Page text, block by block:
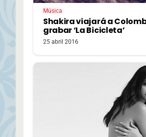
Música
Shakira viajará a
grabar ‘La Bicicleta’
25 abril 2016